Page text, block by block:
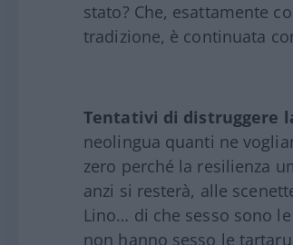
stato? Che, esattamente
tradizione, è continuata
Tentativi di distruggere
neolingua quanti ne
zero perché la resilienza
anzi si resterà, alle
Lino… di che sesso sono
non hanno sesso le